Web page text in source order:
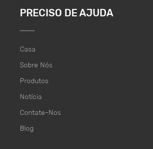
PRECISO DE AJUDA
Casa
Sobre Nós
Produtos
Notícia
Contate-Nos
Blog